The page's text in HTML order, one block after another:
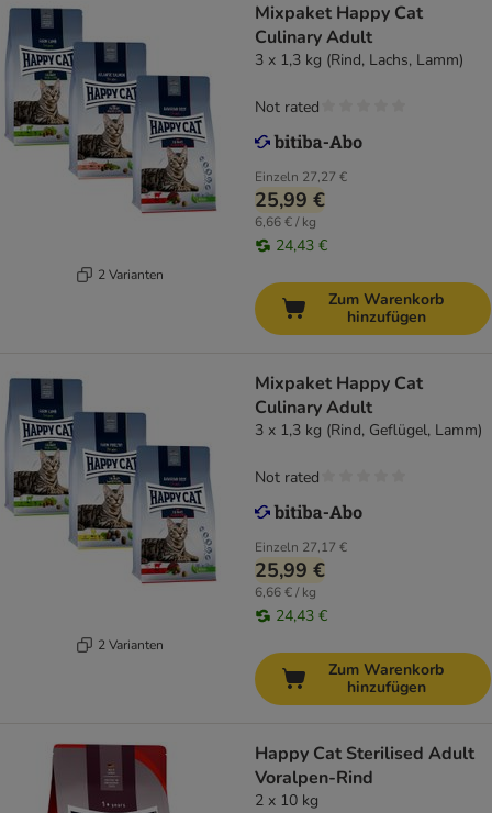
2 Varianten
Mixpaket Happy Cat
Culinary Adult
3 x 1,3 kg (Rind, Lachs, Lamm)
Einzeln 27,27 €
25,99 €
6,66 € / kg
24,43 €
Not rated
Zum Warenkorb
hinzufügen
2 Varianten
Mixpaket Happy Cat
Culinary Adult
3 x 1,3 kg (Rind, Geflügel, Lamm)
Einzeln 27,17 €
25,99 €
6,66 € / kg
24,43 €
Not rated
Zum Warenkorb
hinzufügen
Happy Cat Sterilised Adult
Voralpen-Rind
2 x 10 kg